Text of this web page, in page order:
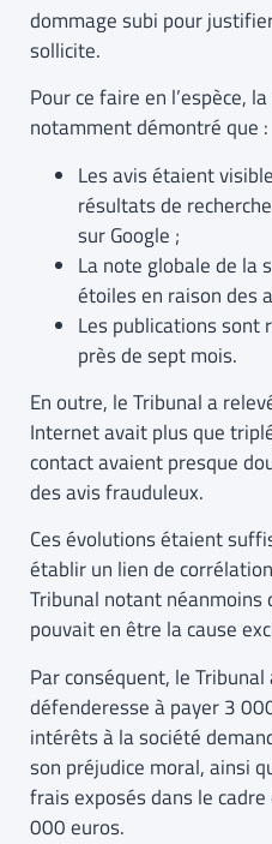
dommage subi pour
sollicite.
Pour ce faire en l’espèce,
notamment démontré que :
Les avis étaient
résultats de
sur Google ;
La note globale de la
étoiles en raison des
Les publications sont
près de sept mois.
En outre, le Tribunal a
Internet avait plus que
contact avaient presque
des avis frauduleux.
Ces évolutions étaient
établir un lien de
Tribunal notant néanmoins
pouvait en être la cause
Par conséquent, le
défenderesse à payer 3
intérêts à la société
son préjudice moral, ainsi
frais exposés dans le
000 euros.